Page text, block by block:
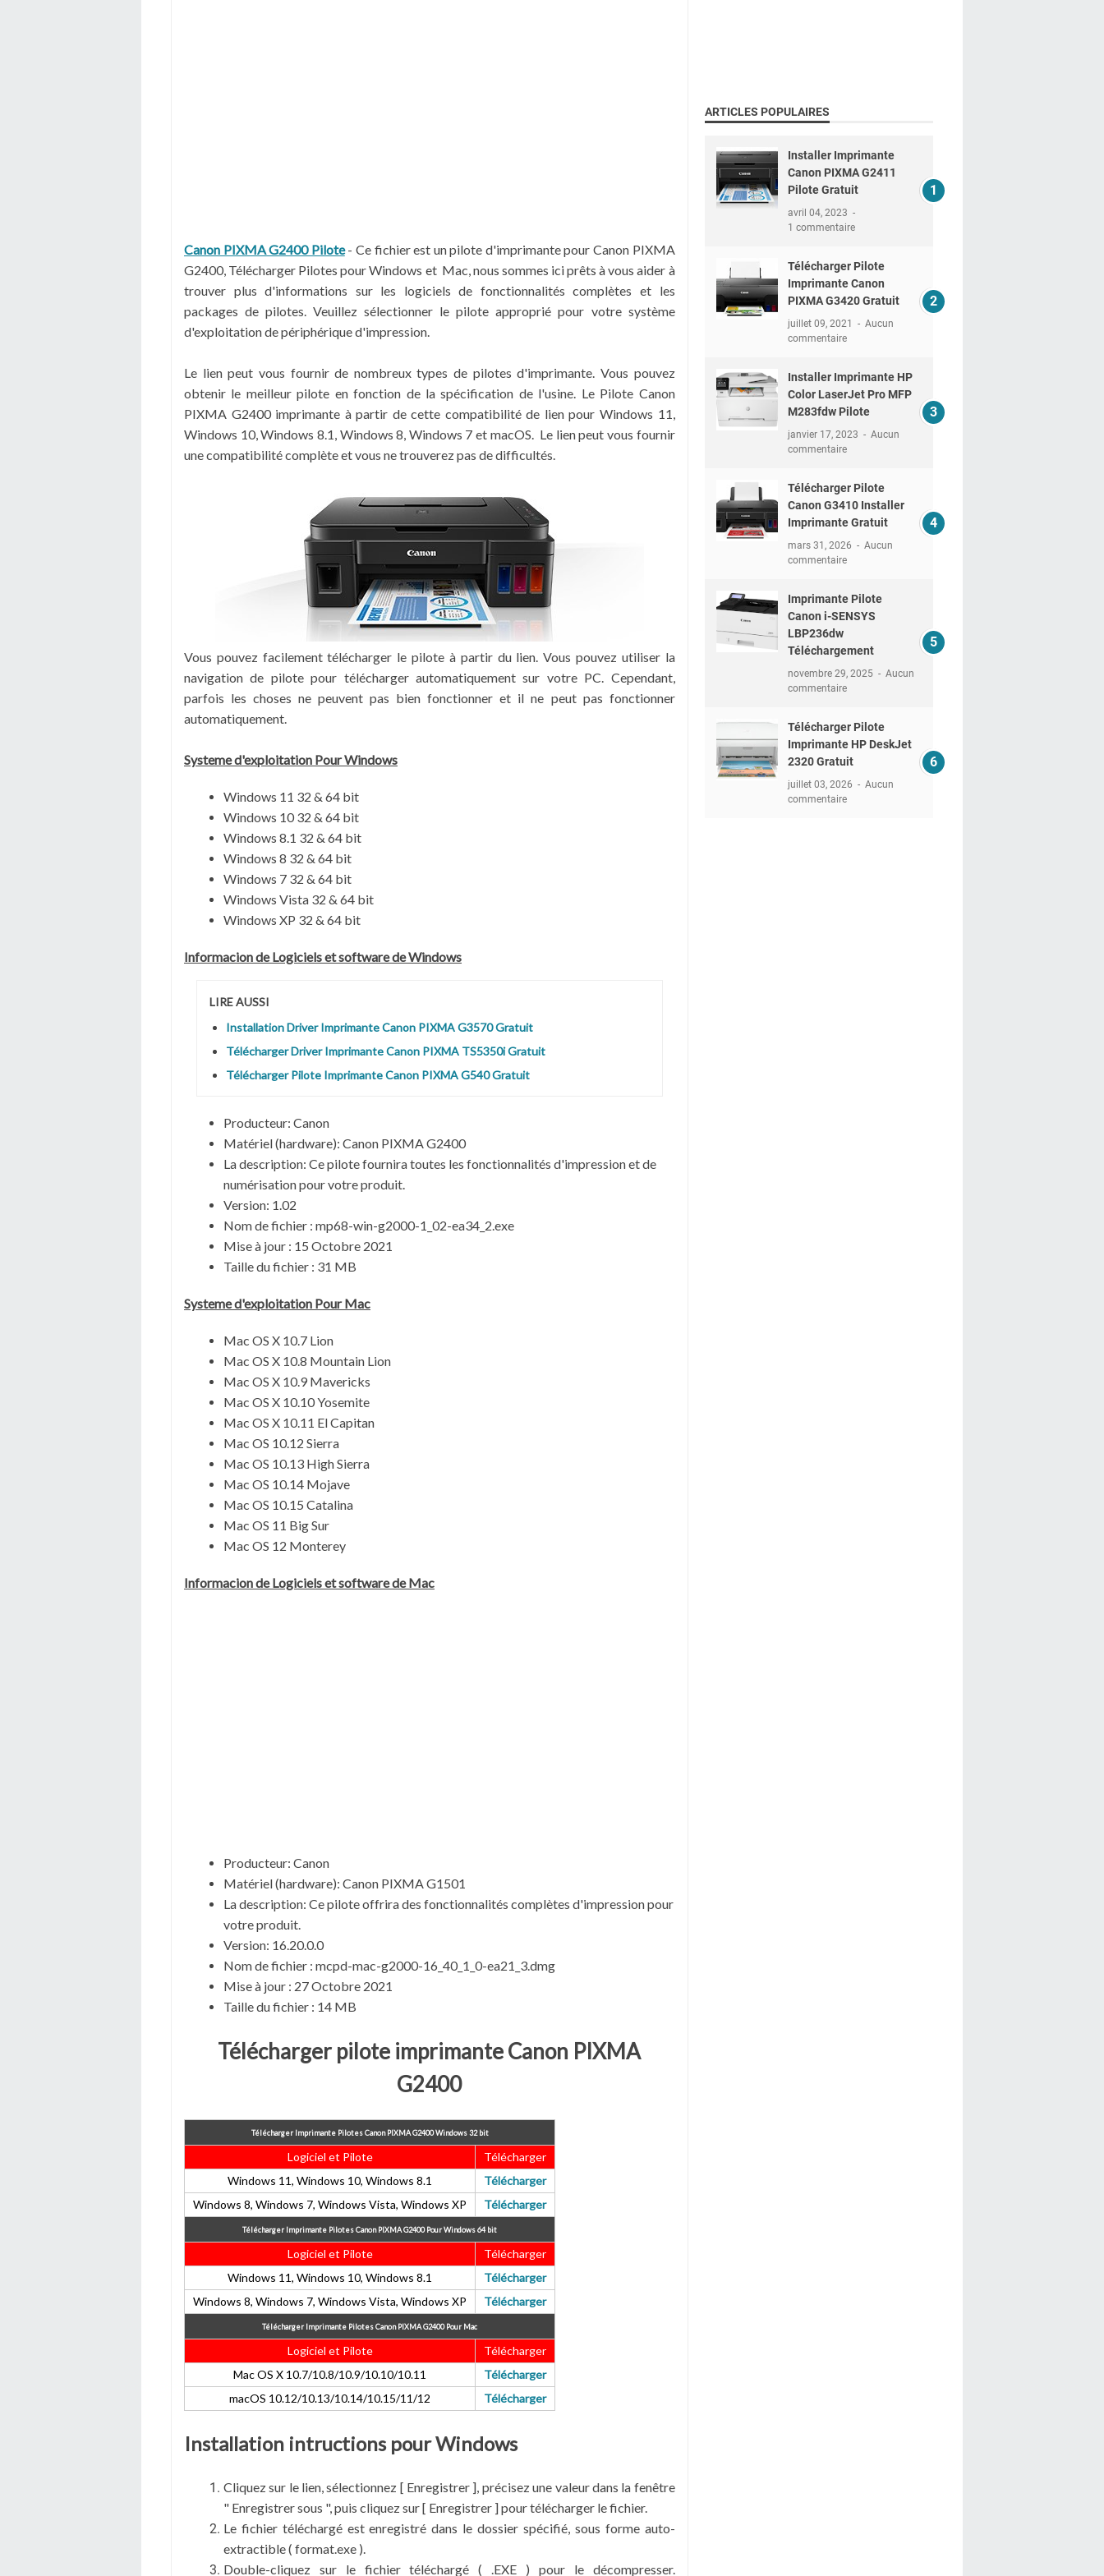
Canon PIXMA G2400 Pilote - Ce fichier est un pilote d'imprimante pour Canon PIXMA
G2400, Télécharger Pilotes pour Windows et Mac, nous sommes ici prêts à vous aider à
trouver plus d'informations sur les logiciels de fonctionnalités complètes et les
packages de pilotes. Veuillez sélectionner le pilote approprié pour votre système
d'exploitation de périphérique d'impression.
Le lien peut vous fournir de nombreux types de pilotes d'imprimante. Vous pouvez
obtenir le meilleur pilote en fonction de la spécification de l'usine. Le Pilote Canon
PIXMA G2400 imprimante à partir de cette compatibilité de lien pour Windows 11,
Windows 10, Windows 8.1, Windows 8, Windows 7 et macOS. Le lien peut vous fournir
une compatibilité complète et vous ne trouverez pas de difficultés.
Vous pouvez facilement télécharger le pilote à partir du lien. Vous pouvez utiliser la
navigation de pilote pour télécharger automatiquement sur votre PC. Cependant,
parfois les choses ne peuvent pas bien fonctionner et il ne peut pas fonctionner
automatiquement.
Systeme d'exploitation Pour Windows
Windows 11 32 & 64 bit
Windows 10 32 & 64 bit
Windows 8.1 32 & 64 bit
Windows 8 32 & 64 bit
Windows 7 32 & 64 bit
Windows Vista 32 & 64 bit
Windows XP 32 & 64 bit
Informacion de Logiciels et software de Windows
LIRE AUSSI
Installation Driver Imprimante Canon PIXMA G3570 Gratuit
Télécharger Driver Imprimante Canon PIXMA TS5350i Gratuit
Télécharger Pilote Imprimante Canon PIXMA G540 Gratuit
Producteur: Canon
Matériel (hardware): Canon PIXMA G2400
La description: Ce pilote fournira toutes les fonctionnalités d'impression et de
numérisation pour votre produit.
Version: 1.02
Nom de fichier : mp68-win-g2000-1_02-ea34_2.exe
Mise à jour : 15 Octobre 2021
Taille du fichier : 31 MB
Systeme d'exploitation Pour Mac
Mac OS X 10.7 Lion
Mac OS X 10.8 Mountain Lion
Mac OS X 10.9 Mavericks
Mac OS X 10.10 Yosemite
Mac OS X 10.11 El Capitan
Mac OS 10.12 Sierra
Mac OS 10.13 High Sierra
Mac OS 10.14 Mojave
Mac OS 10.15 Catalina
Mac OS 11 Big Sur
Mac OS 12 Monterey
Informacion de Logiciels et software deMac
Producteur: Canon
Matériel (hardware): Canon PIXMA G1501
La description: Ce pilote offrira des fonctionnalités complètes d'impression pour
votre produit.
Version: 16.20.0.0
Nom de fichier : mcpd-mac-g2000-16_40_1_0-ea21_3.dmg
Mise à jour : 27 Octobre 2021
Taille du fichier : 14 MB
Télécharger pilote imprimanteCanon PIXMA
G2400
Télécharger Imprimante Pilotes Canon PIXMA G2400Windows 32 bit
Logiciel et Pilote
Télécharger
Windows 11, Windows 10, Windows 8.1
Télécharger
Windows 8, Windows 7, Windows Vista, Windows XP
Télécharger
Télécharger Imprimante Pilotes Canon PIXMA G2400Pour Windows 64 bit
Logiciel et Pilote
Télécharger
Windows 11, Windows 10, Windows 8.1
Télécharger
Windows 8, Windows 7, Windows Vista, Windows XP
Télécharger
Télécharger Imprimante Pilotes Canon PIXMA G2400 Pour Mac
Logiciel et Pilote
Télécharger
Mac OS X 10.7/10.8/10.9/10.10/10.11
Télécharger
macOS 10.12/10.13/10.14/10.15/11/12
Télécharger
Installation intructions pour Windows
Cliquez sur le lien, sélectionnez [ Enregistrer ], précisez une valeur dans la fenêtre
" Enregistrer sous ", puis cliquez sur [ Enregistrer ] pour télécharger le fichier.
Le fichier téléchargé est enregistré dans le dossier spécifié, sous forme auto-
extractible ( format.exe ).
Double-cliquez sur le fichier téléchargé ( .EXE ) pour le décompresser.
ARTICLES POPULAIRES
Installer Imprimante
Canon PIXMA G2411
Pilote Gratuit
avril 04, 2023
1 commentaire
Télécharger Pilote
Imprimante Canon
PIXMA G3420 Gratuit
juillet 09, 2021
Aucun
commentaire
Installer Imprimante HP
Color LaserJet Pro MFP
M283fdw Pilote
janvier 17, 2023
Aucun
commentaire
Télécharger Pilote
Canon G3410 Installer
Imprimante Gratuit
mars 31, 2026
Aucun
commentaire
Imprimante Pilote
Canon i-SENSYS
LBP236dw
Téléchargement
novembre 29, 2025
Aucun
commentaire
Télécharger Pilote
Imprimante HP DeskJet
2320 Gratuit
juillet 03, 2026
Aucun
commentaire